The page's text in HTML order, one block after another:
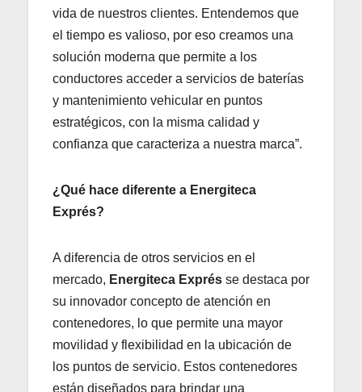
vida de nuestros clientes. Entendemos que
el tiempo es valioso, por eso creamos una
solución moderna que permite a los
conductores acceder a servicios de baterías
y mantenimiento vehicular en puntos
estratégicos, con la misma calidad y
confianza que caracteriza a nuestra marca”.
¿Qué hace diferente a Energiteca
Exprés?
A diferencia de otros servicios en el
mercado, Energiteca Exprés se destaca por
su innovador concepto de atención en
contenedores, lo que permite una mayor
movilidad y flexibilidad en la ubicación de
los puntos de servicio. Estos contenedores
están diseñados para brindar una